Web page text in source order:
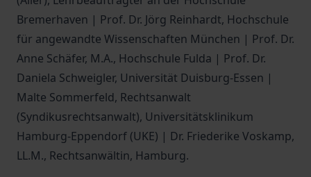
Bremerhaven | Prof. Dr. Jörg Reinhardt, Hochschule
für angewandte Wissenschaften München | Prof. Dr.
Anne Schäfer, M.A., Hochschule Fulda | Prof. Dr.
Daniela Schweigler, Universität Duisburg-Essen |
Malte Sommerfeld, Rechtsanwalt
(Syndikusrechtsanwalt), Universitätsklinikum
Hamburg-Eppendorf (UKE) | Dr. Friederike Voskamp,
LL.M., Rechtsanwältin, Hamburg.